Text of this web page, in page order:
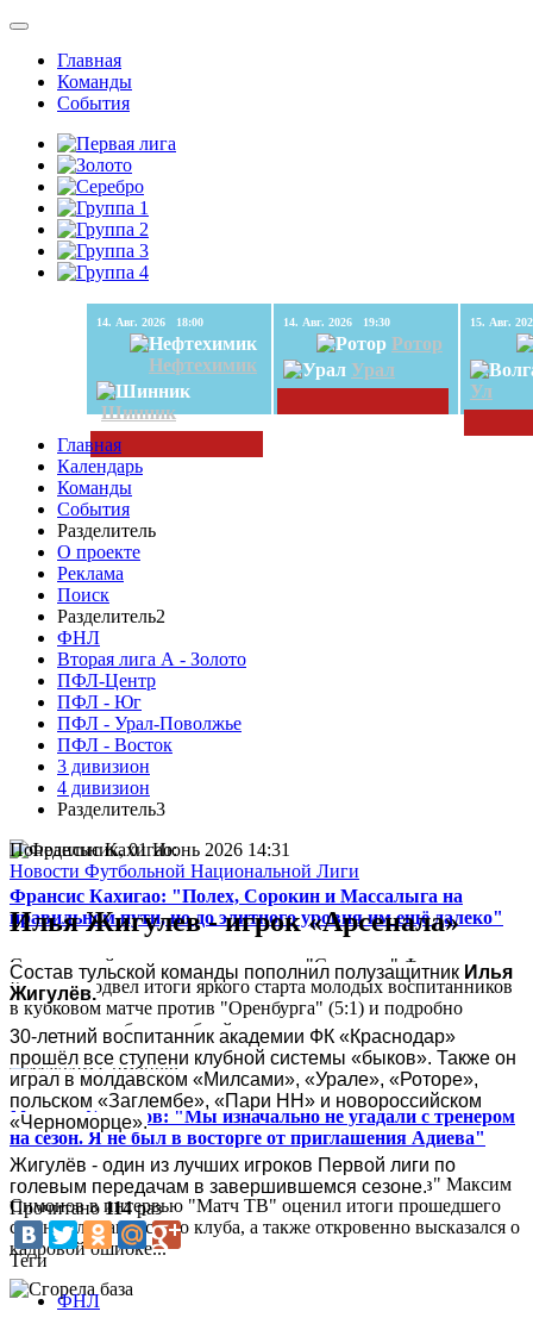
Главная
Команды
События
14. Авг. 2026 18:00
Нефтехимик
Шинник
14. Авг. 2026 19:30
Ротор
Урал
Ул
Главная
Календарь
Команды
События
Разделитель
О проекте
Реклама
Поиск
Разделитель2
ФНЛ
Вторая лига А - Золото
ПФЛ-Центр
ПФЛ - Юг
ПФЛ - Урал-Поволжье
ПФЛ - Восток
3 дивизион
4 дивизион
Разделитель3
Франсис Кахигао: "Полех, Сорокин и Массалыга на
правильном пути, но до элитного уровня им ещё далеко"
Спортивный директор московского "Спартака" Франсис
Кахигао подвел итоги яркого старта молодых воспитанников
в кубковом матче против "Оренбурга" (5:1) и подробно
рассказал о работе клубной системы...
Максим Симонов: "Мы изначально не угадали с тренером
на сезон. Я не был в восторге от приглашения Адиева"
Председатель совета директоров "Крыльев Советов" Максим
Симонов в интервью "Матч ТВ" оценил итоги прошедшего
сезона для самарского клуба, а также откровенно высказался о
кадровой ошибке...
Понедельник, 01 Июнь 2026 14:31
Новости Футбольной Национальной Лиги
Илья Жигулев - игрок «Арсенала»
Состав тульской команды пополнил полузащитник Илья
Жигулёв.
30-летний воспитанник академии ФК «Краснодар»
прошёл все ступени клубной системы «быков». Также он
играл в молдавском «Милсами», «Урале», «Роторе»,
польском «Заглембе», «Пари НН» и новороссийском
«Черноморце».
Жигулёв - один из лучших игроков Первой лиги по
голевым передачам в завершившемся сезоне.
Прочитано114раз
Теги
ФНЛ